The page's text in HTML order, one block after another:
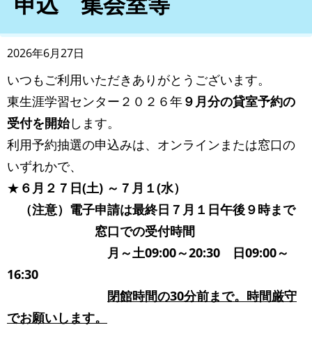
2026年6月27日
いつもご利用いただきありがとうございます。
東生涯学習センター２０２６年９月分の貸室予約の
受付を開始します。
利用予約抽選の申込みは、オンラインまたは窓口の
いずれかで、
★ ６月２７日(土) ～７月１(水）
（注意）電子申請は最終日７月１日午後９時まで
窓口での受付時間
月～土09:00～20:30 日09:00～
16:30
閉館時間の30分前まで。時間厳守
でお願いします。